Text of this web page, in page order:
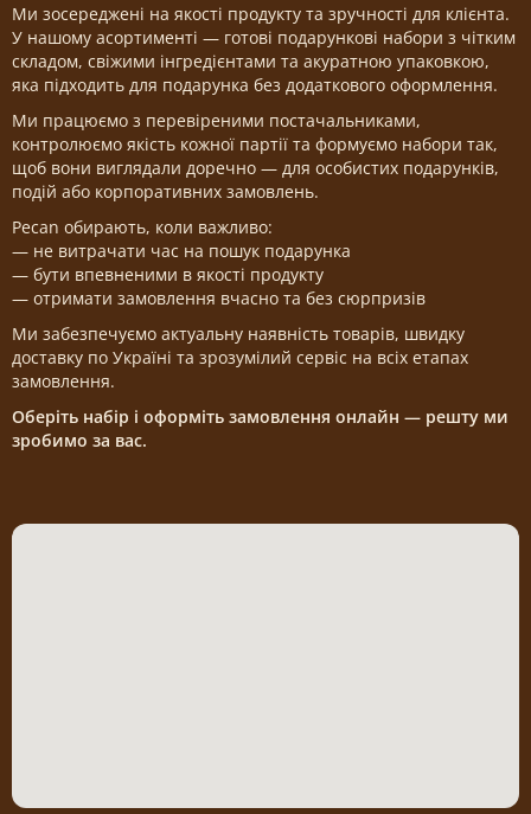
Ми зосереджені на якості продукту та зручності для клієнта.
У нашому асортименті — готові подарункові набори з чітким
складом, свіжими інгредієнтами та акуратною упаковкою,
яка підходить для подарунка без додаткового оформлення.
Ми працюємо з перевіреними постачальниками,
контролюємо якість кожної партії та формуємо набори так,
щоб вони виглядали доречно — для особистих подарунків,
подій або корпоративних замовлень.
Pecan обирають, коли важливо:
— не витрачати час на пошук подарунка
— бути впевненими в якості продукту
— отримати замовлення вчасно та без сюрпризів
Ми забезпечуємо актуальну наявність товарів, швидку
доставку по Україні та зрозумілий сервіс на всіх етапах
замовлення.
Оберіть набір і оформіть замовлення онлайн — решту ми
зробимо за вас.